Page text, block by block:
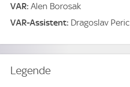
VAR: Alen Borosak
VAR-Assistent: Dragoslav Peric
Legende